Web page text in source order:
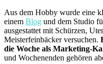
Aus dem Hobby wurde eine
einem Blog und dem Studio
ausgestattet mit Schürzen,
Meisterfeinbäcker versuchen.
die Woche als Marketing-
und Wochenenden gehören